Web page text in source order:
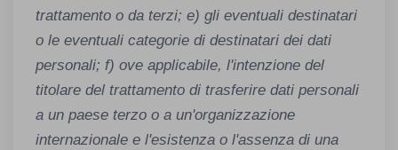
trattamento o da terzi; e) gli eventuali destinatari
o le eventuali categorie di destinatari dei dati
personali; f) ove applicabile, l'intenzione del
titolare del trattamento di trasferire dati personali
a un paese terzo o a un'organizzazione
internazionale e l'esistenza o l'assenza di una